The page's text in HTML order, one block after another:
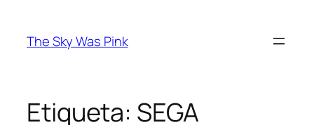
contenido
The Sky Was Pink
Etiqueta: SEGA